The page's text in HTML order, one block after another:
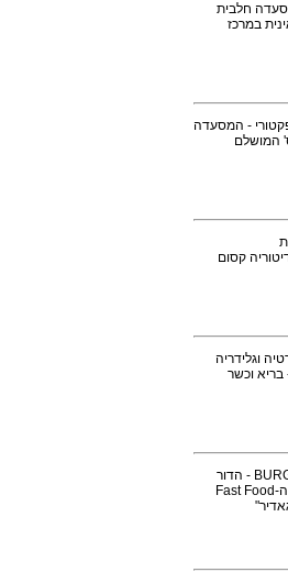
חלבית
במרכז
פקטורי - המסעדה
המושלם
קסום
וגלידריה
וכשר
110 BURGER - הדור
הבא של ה-Fast Food